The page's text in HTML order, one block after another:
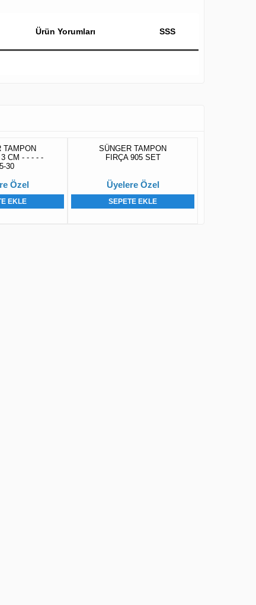
Ürün Yorumları SSS
TAMPON
CM - - - - -
30
Özel
EKLE
SÜNGER TAMPON
FIRÇA 905 SET
Üyelere Özel
SEPETE EKLE